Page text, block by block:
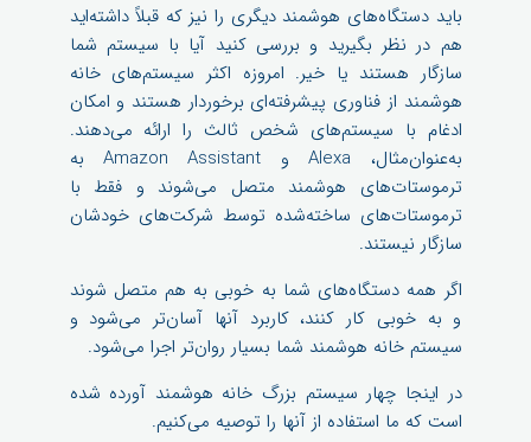
باید دستگاه‌های هوشمند دیگری را نیز که قبلاً داشته‌اید
هم در نظر بگیرید و بررسی کنید آیا با سیستم شما
سازگار هستند یا خیر. امروزه اکثر سیستم‌های خانه
هوشمند از فناوری پیشرفته‌ای برخوردار هستند و امکان
ادغام با سیستم‌های شخص ثالث را ارائه می‌دهند.
به‌عنوان‌مثال، Alexa و Amazon Assistant به
ترموستات‌های هوشمند متصل می‌شوند و فقط با
ترموستات‌های ساخته‌شده توسط شرکت‌های خودشان
سازگار نیستند.
اگر همه دستگاه‌های شما به خوبی به هم متصل شوند
و به خوبی کار کنند، کاربرد آنها آسان‌تر می‌شود و
سیستم خانه هوشمند شما بسیار روان‌تر اجرا می‌شود.
در اینجا چهار سیستم بزرگ خانه هوشمند آورده شده
است که ما استفاده از آنها را توصیه می‌کنیم.